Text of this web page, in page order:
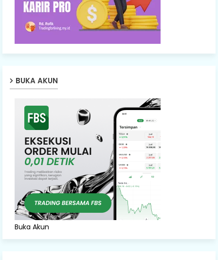
BUKA AKUN
Buka Akun